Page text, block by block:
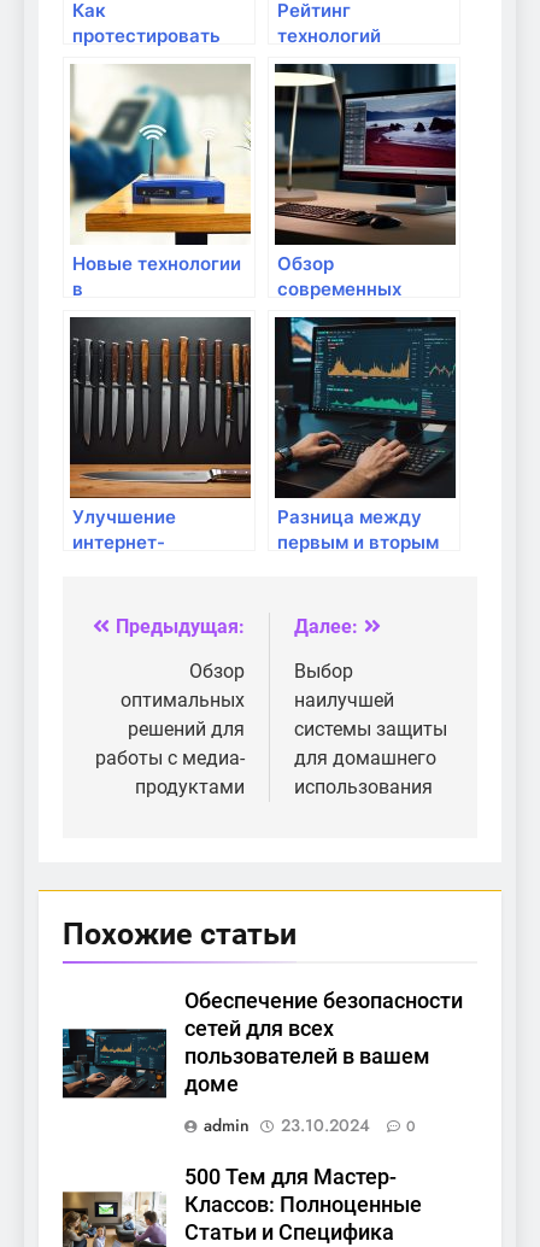
Как
протестировать
соединение на
уровне качества?
Рейтинг
технологий
управления умным
домом через Wi-Fi
Новые технологии
в
маршрутизаторах:
чего ждать в
будущем?
Обзор
современных
маршрутизаторов
с поддержкой IoT
Улучшение
интернет-
рекомендации
Разница между
первым и вторым
Навигация
записям
Предыдущая:
Обзор
оптимальных
решений для
работы с медиа-
продуктами
Далее:
Выбор
наилучшей
системы защиты
для домашнего
использования
Похожие статьи
Обеспечение безопасности
сетей для всех
пользователей в вашем
доме
admin
23.10.2024 0
500 Тем для Мастер-
Классов: Полноценные
Статьи и Специфика